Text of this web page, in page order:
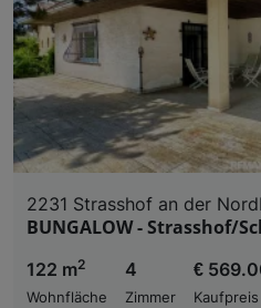
2231 Strasshof an der
BUNGALOW - Strasshof/
122 m2
Wohnfläche
4
Zimmer
€
Kaufpreis